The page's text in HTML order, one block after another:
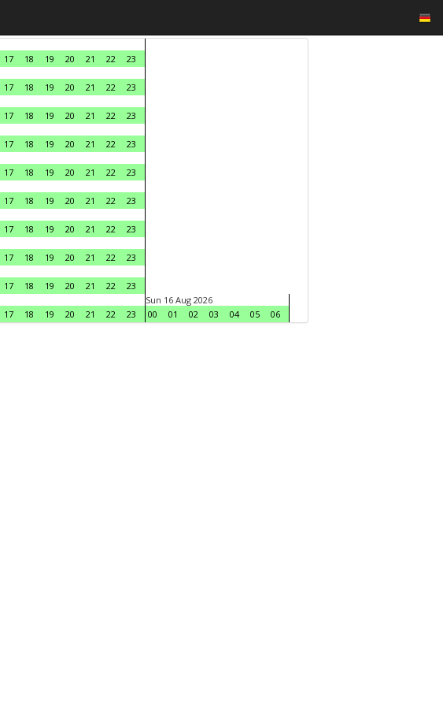
17 18 19 20 21 22
23
17 18 19 20 21 22
23
17 18 19 20 21 22
23
17 18 19 20 21 22
23
17 18 19 20 21 22
23
17 18 19 20 21 22
23
17 18 19 20 21 22
23
17 18 19 20 21 22
23
17 18 19 20 21 22
23
17 18 19 20 21 22 23
Sun 16 Aug 2026
00
01 02 03 04 05 06